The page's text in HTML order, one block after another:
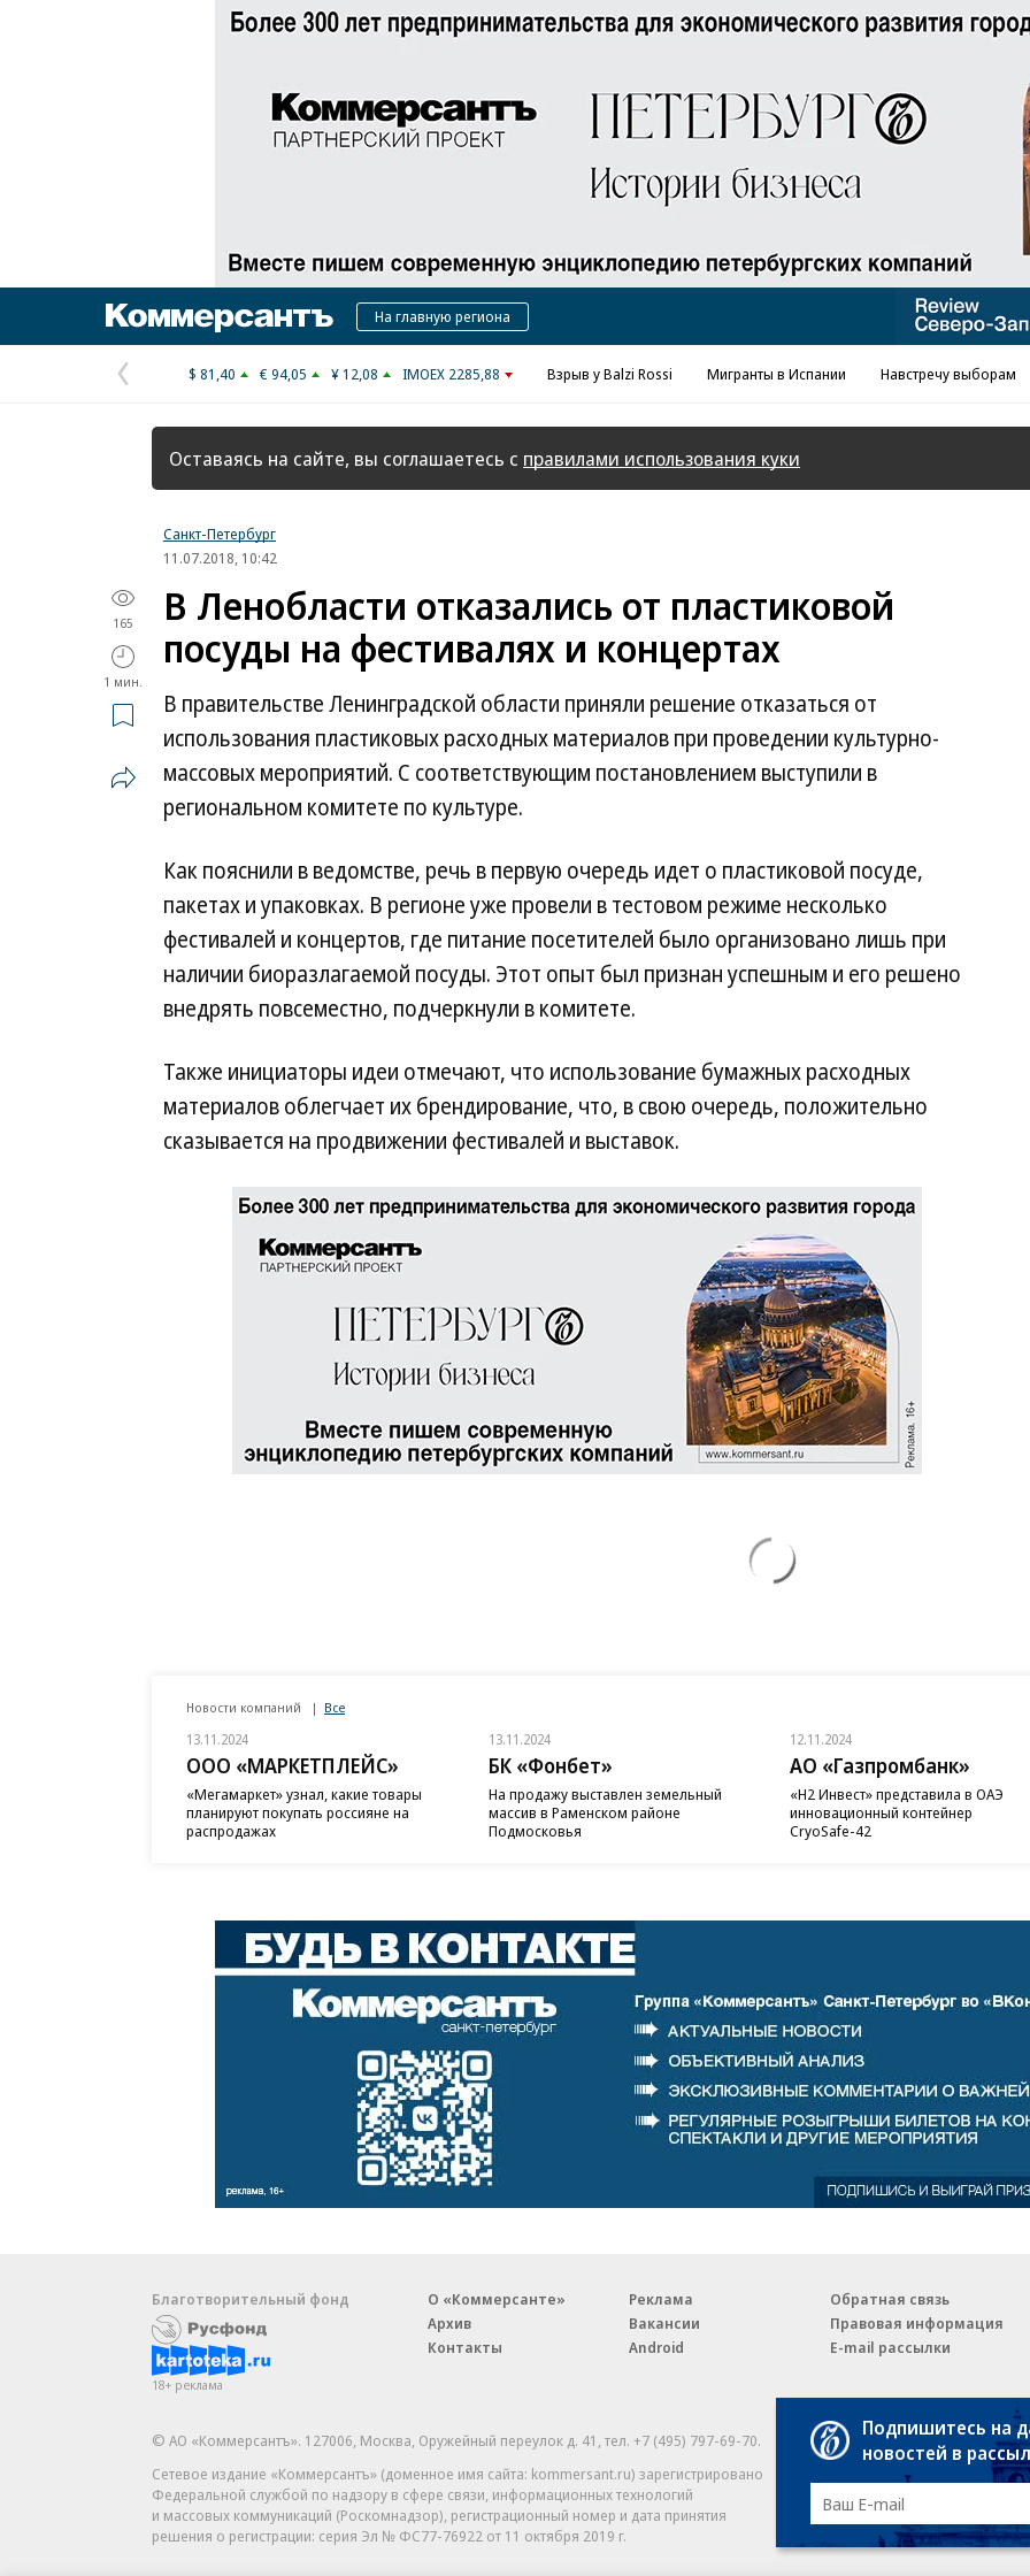
Реклама в «Ъ» www.kommersant.ru/ad
КоммерсантъНа главную региона
Предыдущая
страница
$ 81,40 € 94,05 ¥ 12,08 IMOEX 2285,88 Взрыв у Balzi Rossi Мигранты в Испании Навстречу выборам
Оставаясь на сайте, вы соглашаетесь с правилами использования куки
Санкт-Петербург
11.07.2018, 10:42
165
1 мин.
В Ленобласти отказались от пластиковой
посуды на фестивалях и концертах
В правительстве Ленинградской области приняли решение отказаться от
использования пластиковых расходных материалов при проведении культурно-
массовых мероприятий. С соответствующим постановлением выступили в
региональном комитете по культуре.
Как пояснили в ведомстве, речь в первую очередь идет о пластиковой посуде,
пакетах и упаковках. В регионе уже провели в тестовом режиме несколько
фестивалей и концертов, где питание посетителей было организовано лишь при
наличии биоразлагаемой посуды. Этот опыт был признан успешным и его решено
внедрять повсеместно, подчеркнули в комитете.
Также инициаторы идеи отмечают, что использование бумажных расходных
материалов облегчает их брендирование, что, в свою очередь, положительно
сказывается на продвижении фестивалей и выставок.
Новости компаний Все
13.11.2024
ООО «МАРКЕТПЛЕЙС»
«Мегамаркет» узнал, какие товары
планируют покупать россияне на
распродажах
13.11.2024
БК «Фонбет»
На продажу выставлен земельный
массив в Раменском районе
Подмосковья
12.11.2024
АО «Газпромбанк»
«H2 Инвест» представила в ОАЭ
инновационный контейнер
CryoSafe-42
Благотворительный фонд
18+ реклама
О «Коммерсанте»
Архив
Контакты
Реклама
Вакансии
Android
Обратная связь
Правовая информация
E-mail рассылки
© АО «Коммерсантъ». 127006, Москва, Оружейный переулок д. 41,тел. +7 (495) 797-69-70.
Сетевое издание «Коммерсантъ» (доменное имя сайта: kommersant.ru) зарегистрировано
Федеральной службой по надзору в сфере связи, информационных технологий
и массовых коммуникаций (Роскомнадзор), регистрационный номер и дата принятия
решения о регистрации: серия Эл № ФС77-76922 от 11 октября 2019 г.
Партнерские проекты/
«Промо» и «Официальное
На kommersant.ru
Подпишитесь на
новостей в